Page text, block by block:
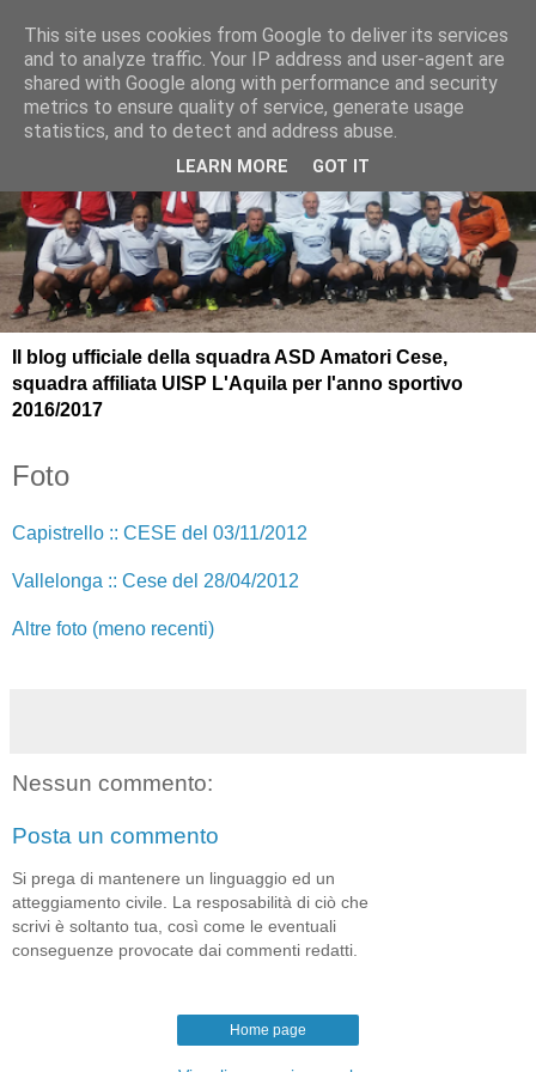
Il blog ufficiale della squadra ASD Amatori Cese,
squadra affiliata UISP L'Aquila per l'anno sportivo
2016/2017
Foto
Capistrello :: CESE del 03/11/2012
Vallelonga :: Cese del 28/04/2012
Altre foto (meno recenti)
Nessun commento:
Posta un commento
Si prega di mantenere un linguaggio ed un
atteggiamento civile. La resposabilità di ciò che
scrivi è soltanto tua, così come le eventuali
conseguenze provocate dai commenti redatti.
Home page
This site uses cookies from Google to deliver its services
and to analyze traffic. Your IP address and user-agent are
shared with Google along with performance and security
metrics to ensure quality of service, generate usage
statistics, and to detect and address abuse.
LEARN MORE GOT IT